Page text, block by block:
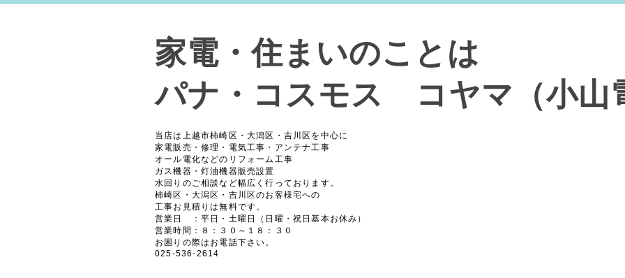
家電・住まいのことは
パナ・コスモス コヤマ（小山
当店は上越市柿崎区・大潟区・吉川区を中心に
家電販売・修理・電気工事・アンテナ工事
オール電化などのリフォーム工事
ガス機器・灯油機器販売設置
水回りのご相談など幅広く行っております。
柿崎区・大潟区・吉川区のお客様宅への
工事お見積りは無料です。
営業日 ：平日・土曜日（日曜・祝日基本お休み）
営業時間：８：３０～１８：３０
お困りの際はお電話下さい。
025-536-2614